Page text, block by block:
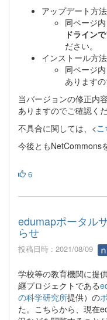
アップデート方
同ページ
ドライン
ださい。
インストール方法
同ページ
ありますの
当バージョンの修正内
ありますのでご確認くだ
不具合に関しては、<こ
今後ともNetCommons
6
edumapポータル
らせ
投稿日時 : 2021/08/09
学校等の教育機関に提
継プロジェクトである
の科学研究所提供）の
た。こちらから、現在